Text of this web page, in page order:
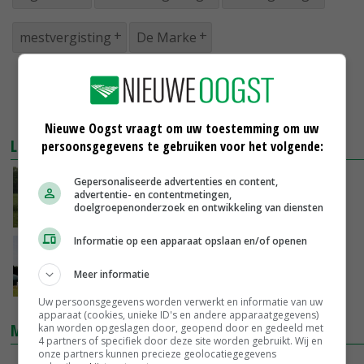
mestvergisting De Marke
LEES OOK
Behoud van bodemkwaliteit na digestaat
10-08-2016
Zorgen kabinet over nalatigheid
covergisters
MARKTPRIJZEN
Nieuwe Oogst vraagt om uw toestemming om uw
persoonsgegevens te gebruiken voor het volgende:
Gepersonaliseerde advertenties en content,
advertentie- en contentmetingen,
doelgroepenonderzoek en ontwikkeling van diensten
Informatie op een apparaat opslaan en/of openen
Meer informatie
Uw persoonsgegevens worden verwerkt en informatie van uw
apparaat (cookies, unieke ID's en andere apparaatgegevens)
kan worden opgeslagen door, geopend door en gedeeld met
4 partners of specifiek door deze site worden gebruikt. Wij en
onze partners kunnen precieze geolocatiegegevens